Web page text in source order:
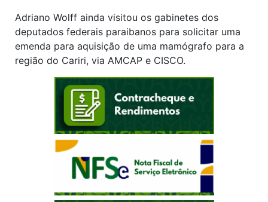
Adriano Wolff ainda visitou os gabinetes dos
deputados federais paraibanos para solicitar uma
emenda para aquisição de uma mamógrafo para a
região do Cariri, via AMCAP e CISCO.